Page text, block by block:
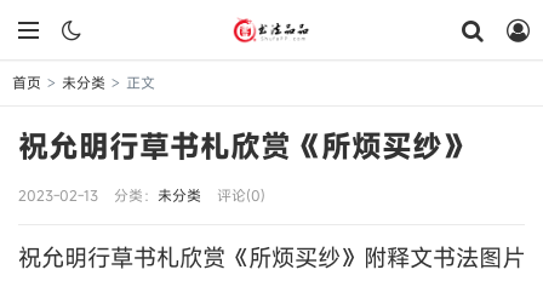
首页 > 未分类 > 正文
祝允明行草书札欣赏《所烦买纱》
2023-02-13 分类： 未分类 评论(0)
祝允明行草书札欣赏《所烦买纱》附释文书法图片